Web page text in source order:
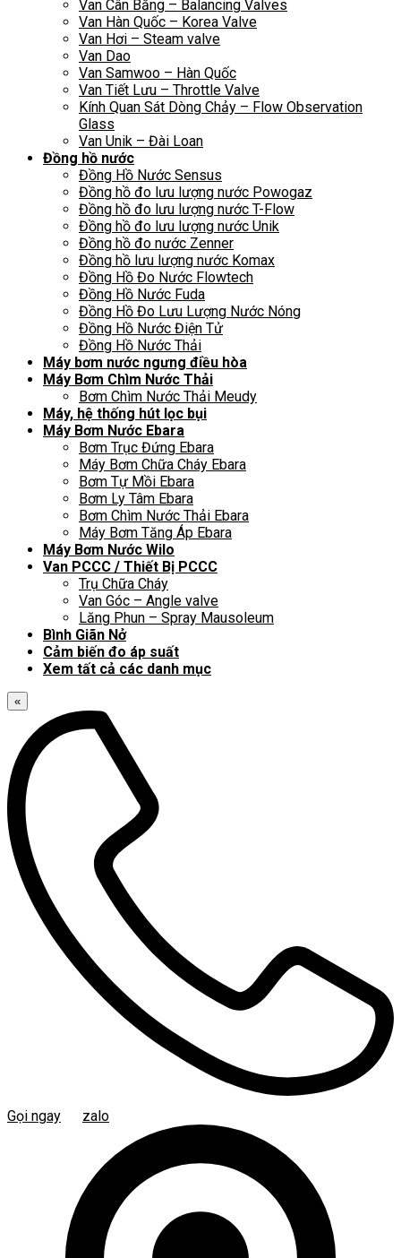
Van Cân Bằng – Balancing Valves
Van Hàn Quốc – Korea Valve
Van Hơi – Steam valve
Van Dao
Van Samwoo – Hàn Quốc
Van Tiết Lưu – Throttle Valve
Kính Quan Sát Dòng Chảy – Flow Observation
Glass
Van Unik – Đài Loan
Đồng hồ nước
Đồng Hồ Nước Sensus
Đồng hồ đo lưu lượng nước Powogaz
Đồng hồ đo lưu lượng nước T-Flow
Đồng hồ đo lưu lượng nước Unik
Đồng hồ đo nước Zenner
Đồng hồ lưu lượng nước Komax
Đồng Hồ Đo Nước Flowtech
Đồng Hồ Nước Fuda
Đồng Hồ Đo Lưu Lượng Nước Nóng
Đồng Hồ Nước Điện Tử
Đồng Hồ Nước Thải
Máy bơm nước ngưng điều hòa
Máy Bơm Chìm Nước Thải
Bơm Chìm Nước Thải Meudy
Máy, hệ thống hút lọc bụi
Máy Bơm Nước Ebara
Bơm Trục Đứng Ebara
Máy Bơm Chữa Cháy Ebara
Bơm Tự Mồi Ebara
Bơm Ly Tâm Ebara
Bơm Chìm Nước Thải Ebara
Máy Bơm Tăng Áp Ebara
Máy Bơm Nước Wilo
Van PCCC / Thiết Bị PCCC
Trụ Chữa Cháy
Van Góc – Angle valve
Lăng Phun – Spray Mausoleum
Bình Giãn Nở
Cảm biến đo áp suất
Xem tất cả các danh mục
«
Gọi ngay zalo